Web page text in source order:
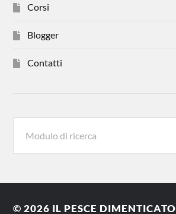
Corsi
Blogger
Contatti
© 2026 IL PESCE DIMENTICATO